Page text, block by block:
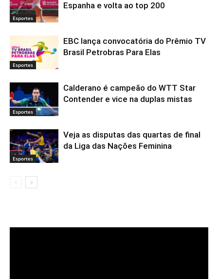
Esportes
Espanha e volta ao top 200
Esportes
EBC lança convocatória do Prêmio TV
Brasil Petrobras Para Elas
Esportes
Calderano é campeão do WTT Star
Contender e vice na duplas mistas
Esportes
Veja as disputas das quartas de final
da Liga das Nações Feminina